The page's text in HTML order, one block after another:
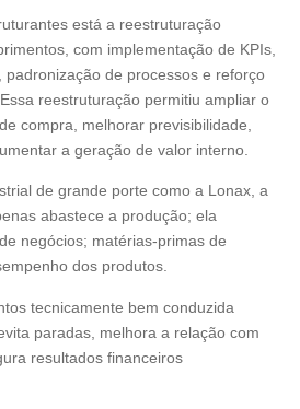
está a reestruturação
com implementação de KPIs,
padronização de processos e reforço
reestruturação permitiu ampliar o
compra, melhorar previsibilidade,
a geração de valor interno.
de grande porte como a Lonax, a
abastece a produção; ela
negócios; matérias-primas de
dos produtos.
tecnicamente bem conduzida
paradas, melhora a relação com
resultados financeiros